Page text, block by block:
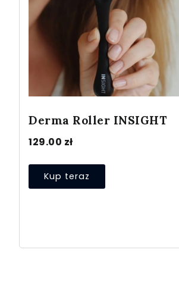
Derma Roller INSIGHT
129.00 zł
Kup teraz